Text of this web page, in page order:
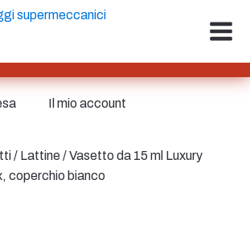
/ Lattine/ Vasetto da 15 ml Luxury
coperchio bianco
Il mio account